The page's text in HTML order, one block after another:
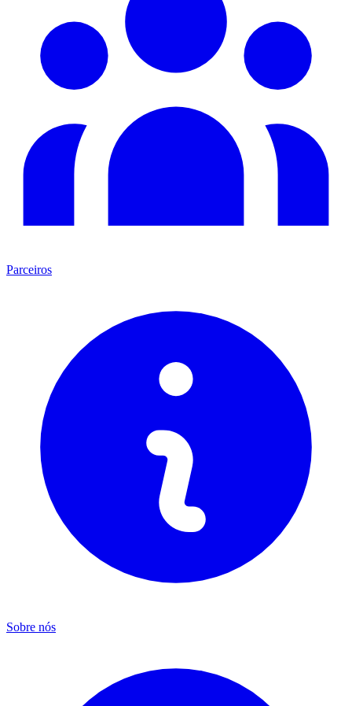
Parceiros
Sobre nós